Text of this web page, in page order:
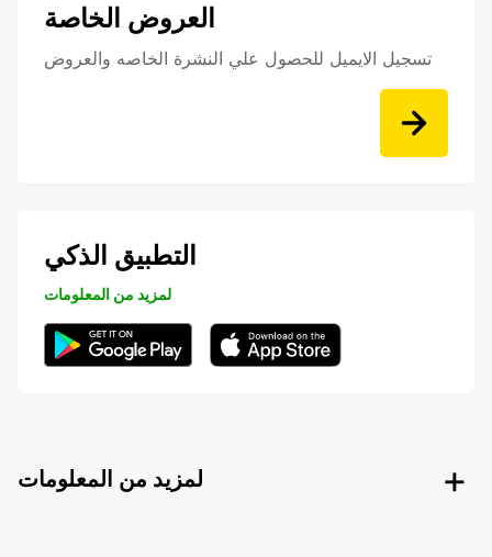
العروض الخاصة
تسجيل الايميل للحصول علي النشرة الخاصه والعروض
التطبيق الذكي
لمزيد من المعلومات
لمزيد من المعلومات